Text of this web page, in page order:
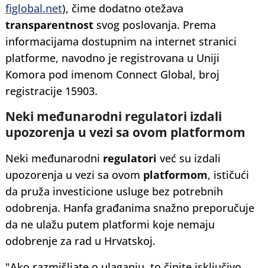
figlobal.net), čime dodatno otežava
transparentnost svog poslovanja. Prema
informacijama dostupnim na internet stranici
platforme, navodno je registrovana u Uniji
Komora pod imenom Connect Global, broj
registracije 15903.
Neki međunarodni regulatori izdali
upozorenja u vezi sa ovom platformom
Neki međunarodni regulatori već su izdali
upozorenja u vezi sa ovom platformom, ističući
da pruža investicione usluge bez potrebnih
odobrenja. Hanfa građanima snažno preporučuje
da ne ulažu putem platformi koje nemaju
odobrenje za rad u Hrvatskoj.